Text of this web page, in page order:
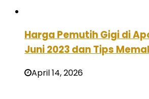
Harga Pemutih Gigi di
Juni 2023 dan Tips
April 14, 2026